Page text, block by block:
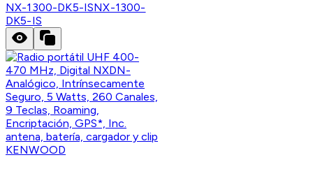
NX-1300-DK5-ISNX-1300-
DK5-IS
KENWOOD